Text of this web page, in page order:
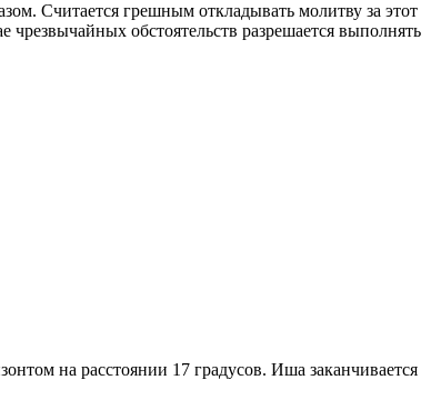
Считается грешным откладывать молитву за этот
обстоятельств разрешается выполнять
на расстоянии 17 градусов. Иша заканчивается